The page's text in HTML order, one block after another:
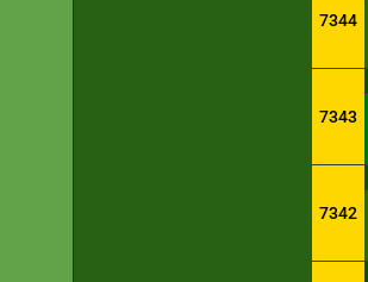
7344
7343
7342